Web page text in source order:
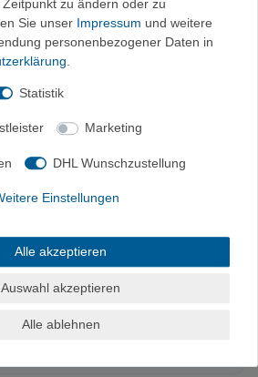
x 5 cm
Bewertungen vorhanden.
UG, Heidkämpe 6, 26197 Huntlosen,
AG, Hardstr 81, 8004 Zürich,
zu ändern oder zu
Sie unser Impressum und weitere
personenbezogener Daten in
Statistik
Marketing
DHL Wunschzustellung
Einstellungen
Alle akzeptieren
Auswahl akzeptieren
Alle ablehnen